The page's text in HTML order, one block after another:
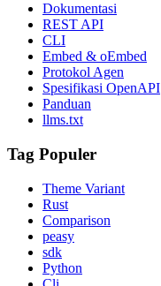
Dokumentasi
REST API
CLI
Embed & oEmbed
Protokol Agen
Spesifikasi OpenAPI
Panduan
llms.txt
Tag Populer
Theme Variant
Rust
Comparison
peasy
sdk
Python